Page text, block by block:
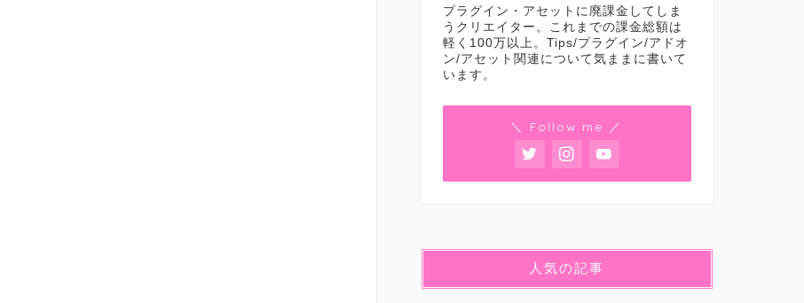
プラグイン・アセットに廃課金してしま
うクリエイター。これまでの課金総額は
軽く100万以上。Tips/プラグイン/アドオ
ン/アセット関連について気ままに書いて
います。
＼ Follow me ／
人気の記事